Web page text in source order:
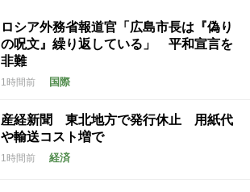
ロシア外務省報道官「広島市長は『偽り
の呪文』繰り返している」 平和宣言を
非難
1時間前 国際
産経新聞 東北地方で発行休止 用紙代
や輸送コスト増で
1時間前 経済